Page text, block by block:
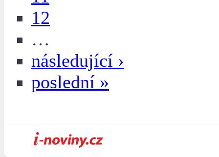
12
…
následující ›
poslední »